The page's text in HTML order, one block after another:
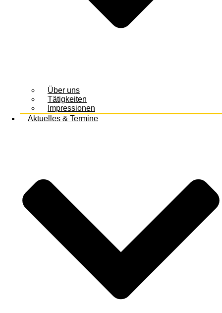
Über uns
Tätigkeiten
Impressionen
Aktuelles & Termine